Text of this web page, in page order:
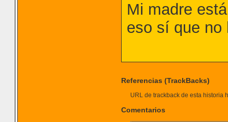
Mi madre
eso sí que no
Referencias (TrackBacks)
URL de trackback de esta historia
Comentarios